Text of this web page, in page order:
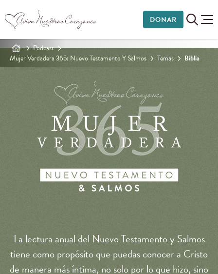
DONAR
Podcast
Mujer Verdadera 365: Nuevo Testamento Y Salmos
Temas Biblia
La lectura anual del Nuevo Testamento y Salmos
tiene como propósito que puedas conocer a Cristo
de manera más íntima, no solo por lo que hizo, sino